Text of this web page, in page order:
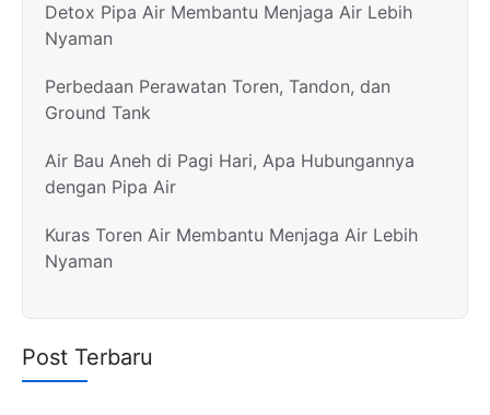
Detox Pipa Air Membantu Menjaga Air Lebih
Nyaman
Perbedaan Perawatan Toren, Tandon, dan
Ground Tank
Air Bau Aneh di Pagi Hari, Apa Hubungannya
dengan Pipa Air
Kuras Toren Air Membantu Menjaga Air Lebih
Nyaman
Post Terbaru